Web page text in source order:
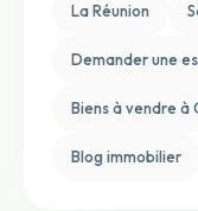
La Réunion
Demander une
Biens à vendre à
Blog immobilier